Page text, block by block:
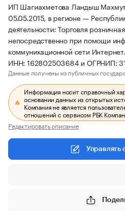
ИП Шагиахметова Ландыш
05.05.2015, в регионе —
деятельности: Торговля
непосредственно при помощи
коммуникационной сети
ИНН: 162802503684 и ОГРНИП:
Данные получены из публичных
Информация носит справочный
основании данных из открытых
Компания не является
отношений с сервисом РБК
Редактировать описание
Управлять